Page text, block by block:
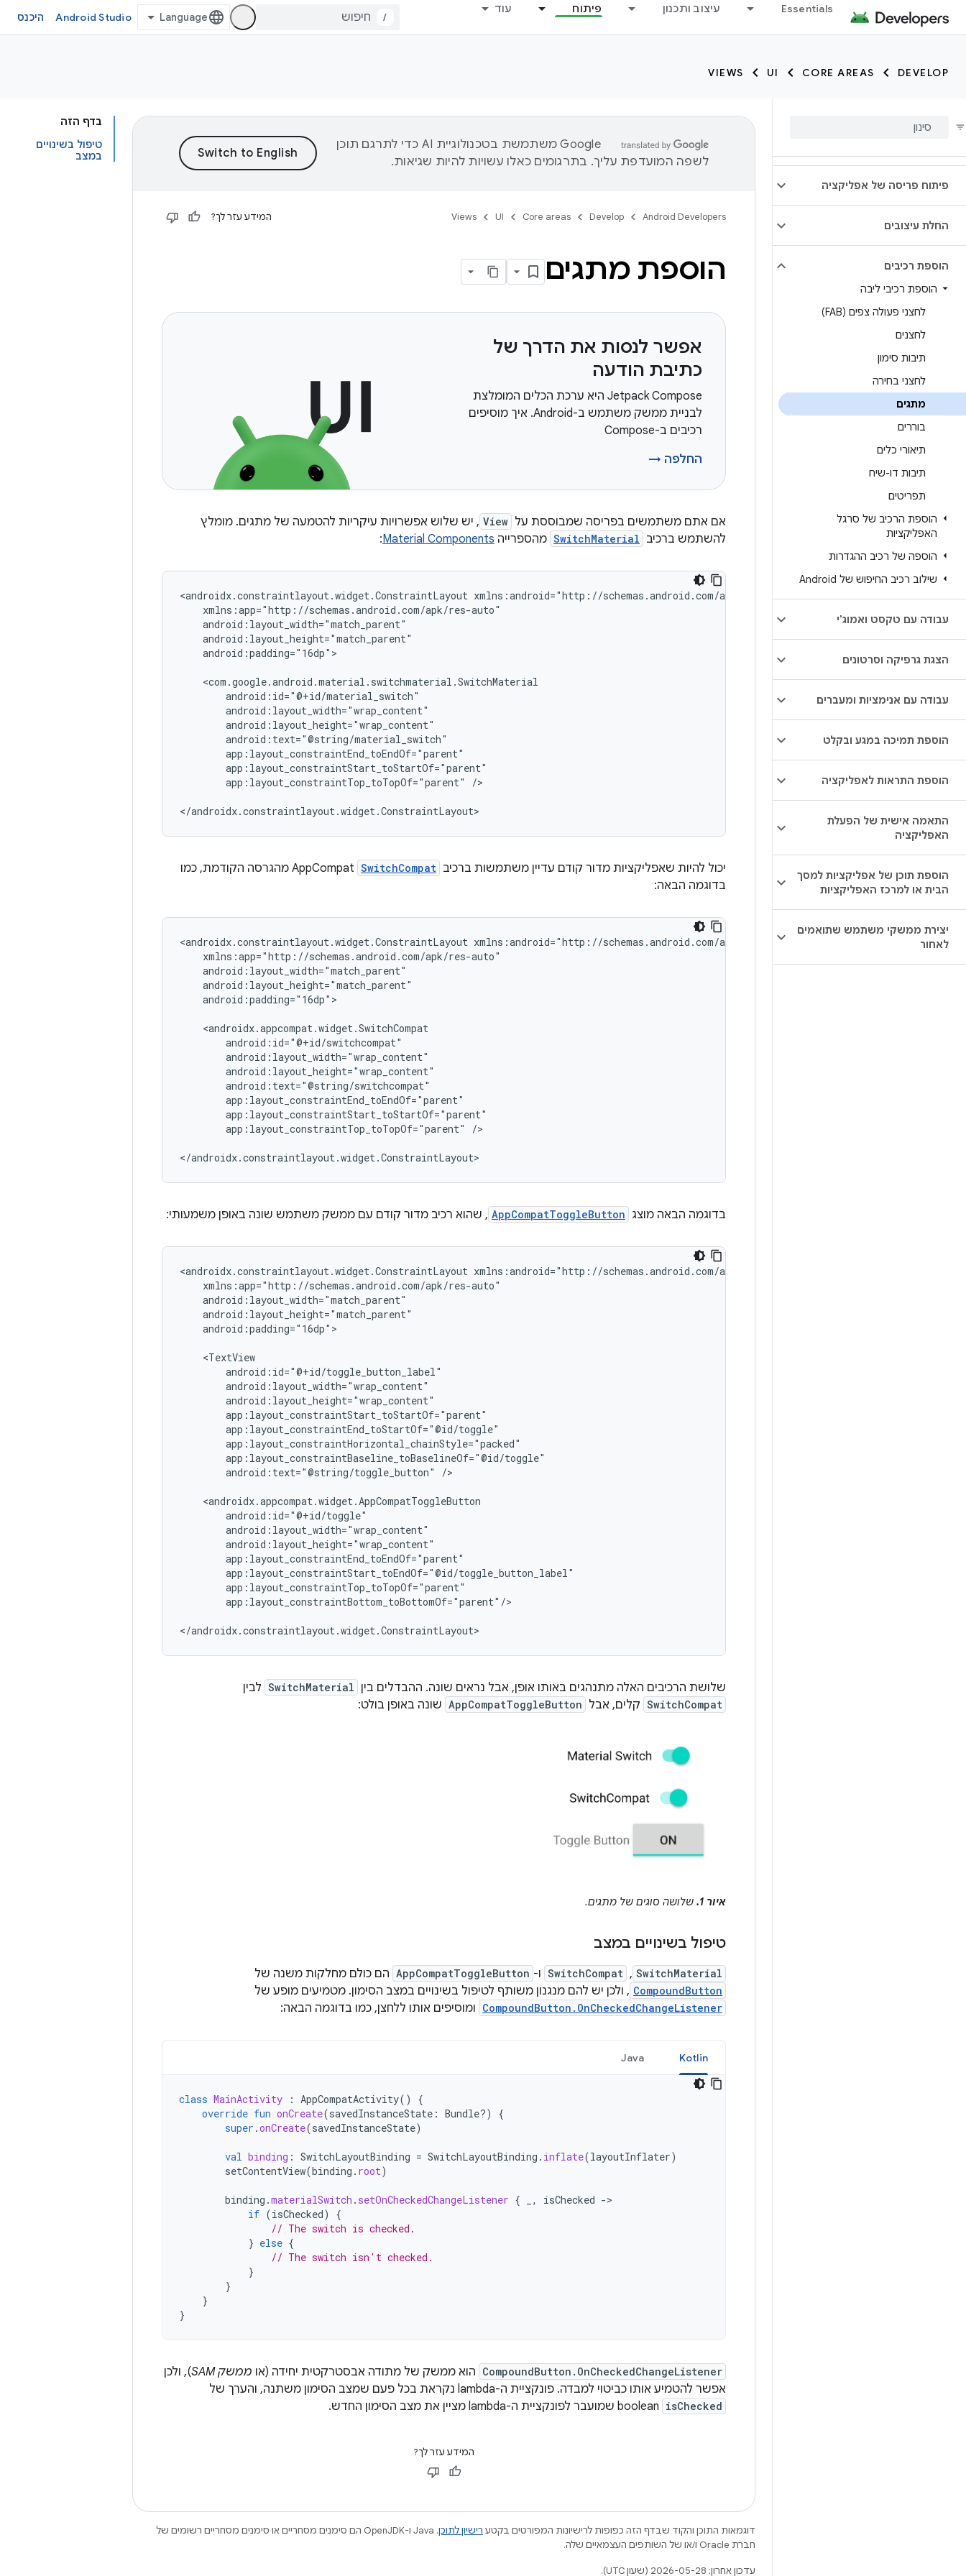
Essentials עיצוב ותכנון פיתוח עוד
/
Android Studio היכנס
DEVELOP
CORE AREAS
UI
VIEWS
פיתוח פריסה של אפליקציה
החלת עיצובים
הוספת רכיבים
הוספת רכיבי ליבה
לחצני פעולה צפים (FAB)
לחצנים
תיבות סימון
לחצני בחירה
מתגים
בוררים
תיאורי כלים
תיבות דו-שיח
תפריטים
הוספת הרכיב של סרגל
האפליקציות
הוספה של רכיב ההגדרות
שילוב רכיב החיפוש של Android
עבודה עם טקסט ואמוג'י
הצגת גרפיקה וסרטונים
עבודה עם אנימציות ומעברים
הוספת תמיכה במגע ובקלט
הוספת התראות לאפליקציה
התאמה אישית של הפעלת
האפליקציה
הוספת תוכן של אפליקציות למסך
הבית או למרכז האפליקציות
יצירת ממשקי משתמש שתואמים
לאחור
בדף הזה
טיפול בשינויים
במצב
‫Google משתמשת בטכנולוגיית AI כדי לתרגם תוכן
לשפה המועדפת עליך. בתרגומים כאלו עשויות להיות שגיאות.
Android Developers
Develop
Core areas
UI
Views המידע עזר לך?
הוספת מתגים
אפשר לנסות את הדרך של
כתיבת הודעה
‫Jetpack Compose היא ערכת הכלים המומלצת
לבניית ממשק משתמש ב-Android. איך מוסיפים
רכיבים ב-Compose
החלפה →
אם אתם משתמשים בפריסה שמבוססת על View , יש שלוש אפשרויות עיקריות להטמעה של מתגים. מומלץ
להשתמש ברכיב SwitchMaterial מהספרייה Material Components
:
<androidx.constraintlayout.widget.ConstraintLayout
android:padding="16dp">
app:layout_constraintTop_toTopOf="parent"
/>
יכול להיות שאפליקציות מדור קודם עדיין משתמשות ברכיב SwitchCompat
AppCompat מהגרסה הקודמת, כמו
בדוגמה הבאה:
<androidx.constraintlayout.widget.ConstraintLayout
android:padding="16dp">
app:layout_constraintTop_toTopOf="parent"
/>
בדוגמה הבאה מוצג AppCompatToggleButton , שהוא רכיב מדור קודם עם ממשק משתמש שונה באופן משמעותי:
<androidx.constraintlayout.widget.ConstraintLayout
android:padding="16dp">
android:text="@string/toggle_button"
/>
app:layout_constraintBottom_toBottomOf="parent"/>
שלושת הרכיבים האלה מתנהגים באותו אופן, אבל נראים שונה. ההבדלים בין SwitchMaterial לבין
SwitchCompat קלים, אבל AppCompatToggleButton שונה באופן בולט:
איור 1. שלושה סוגים של מתגים.
טיפול בשינויים במצב
SwitchMaterial
,‏
SwitchCompat ו- AppCompatToggleButton הם כולם מחלקות משנה של
CompoundButton , ולכן יש להם מנגנון משותף לטיפול בשינויים במצב הסימון. מטמיעים מופע של
CompoundButton.OnCheckedChangeListener ומוסיפים אותו ללחצן, כמו בדוגמה הבאה:
Kotlin
Java
class MainActivity : AppCompatActivity()
{
override fun onCreate(savedInstanceState : Bundle?)
{
super .onCreate(savedInstanceState)
val binding : SwitchLayoutBinding = SwitchLayoutBinding . inflate(layoutInflater)
setContentView(binding . root)
binding .materialSwitch . setOnCheckedChangeListener { , isChecked ->
if (isChecked)
{
// The switch is checked.
} else {
// The switch isn't checked.
}
}
}
}
CompoundButton.OnCheckedChangeListener הוא ממשק של מתודה אבסטרקטית יחידה (או ממשק SAM
), ולכן
אפשר להטמיע אותו כביטוי למבדה. פונקציית ה-lambda נקראת בכל פעם שמצב הסימון משתנה, והערך של
isChecked
המידע עזר לך?
דוגמאות התוכן והקוד שבדף הזה כפופות לרישיונות המפורטים בקטע רישיון לתוכן
.‏ Java ו-OpenJDK הם סימנים מסחריים או סימנים מסחריים רשומים של
חברת Oracle ו/או של השותפים העצמאיים שלה.
עדכון אחרון: 2026-05-28 (שעון UTC).